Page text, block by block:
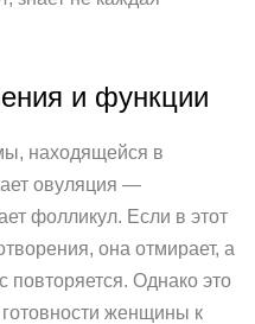
и функции
находящейся в
овуляция —
фолликул. Если в этот
она отмирает, а
повторяется. Однако это
женщины к